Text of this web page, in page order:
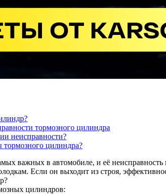
тормозного цилиндра
неисправности?
цилиндра?
важных в автомобиле, и её
Если он выходит из строя,
цилиндров: